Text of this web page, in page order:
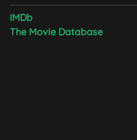
IMDb
The Movie Database